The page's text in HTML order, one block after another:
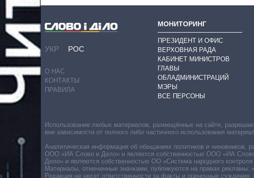
УКР РОС
О НАС
КОНТАКТЫ
ПРАВИЛА
МОНИТОРИНГ
ПРЕЗИДЕНТ И ОФИС
ВЕРХОВНАЯ РАДА
КАБИНЕТ МИНИСТРОВ
ГЛАВЫ
ОБЛАДМИНИСТРАЦИЙ
МЭРЫ
ВСЕ ПЕРСОНЫ
Использование любых материалов, размещённых на сайте,
вне зависимости от полного либо частичного использования
Аналитическая информация об обещаниях политиков и чиновников,
ООО «ИА Слово и Дело» и является собственностью ООО «ИА
Дело» и являются собственностью ОО «Система народного
Материалы, отмеченные значками, публикуются на правах
Редакция не несет ответственности за факты и оценочные